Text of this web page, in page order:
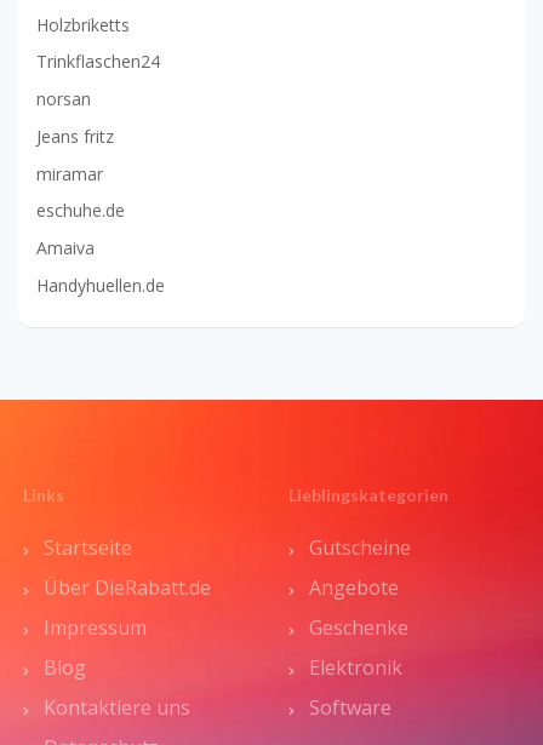
Holzbriketts
Trinkflaschen24
norsan
Jeans fritz
miramar
eschuhe.de
Amaiva
Handyhuellen.de
Links
Startseite
Über DieRabatt.de
Impressum
Blog
Kontaktiere uns
Lieblingskategorien
Gutscheine
Angebote
Geschenke
Elektronik
Software